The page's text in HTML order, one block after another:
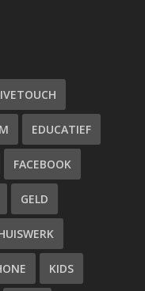
EDUCATIEF
FACEBOOK
GELD
KIDS